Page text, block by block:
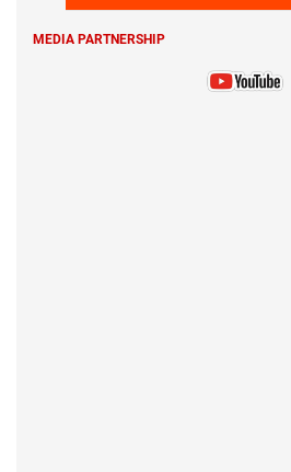
MEDIA PARTNERSHIP